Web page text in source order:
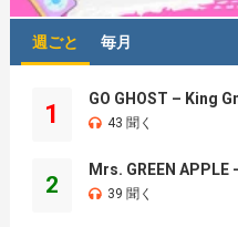
週ごと 毎月
1
GO GHOST – King
43 聞く
2
Mrs. GREEN APPLE
39 聞く